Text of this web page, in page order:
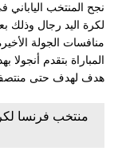
نجح المنتخب
منافسات الجولة
المباراة بتقدم أنجولا
هدف لهدف حتى
منتخب فرنسا